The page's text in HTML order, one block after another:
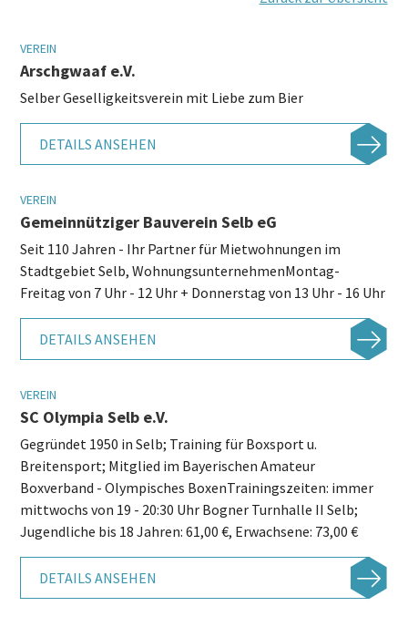
VEREIN
Arschgwaaf e.V.
Selber Geselligkeitsverein mit Liebe zum Bier
DETAILS ANSEHEN
VEREIN
Gemeinnütziger Bauverein Selb eG
Seit 110 Jahren - Ihr Partner für Mietwohnungen im
Stadtgebiet Selb, WohnungsunternehmenMontag-
Freitag von 7 Uhr - 12 Uhr + Donnerstag von 13 Uhr - 16 Uhr
DETAILS ANSEHEN
VEREIN
SC Olympia Selb e.V.
Gegründet 1950 in Selb; Training für Boxsport u.
Breitensport; Mitglied im Bayerischen Amateur
Boxverband - Olympisches BoxenTrainingszeiten: immer
mittwochs von 19 - 20:30 Uhr Bogner Turnhalle II Selb;
Jugendliche bis 18 Jahren: 61,00 €, Erwachsene: 73,00 €
DETAILS ANSEHEN